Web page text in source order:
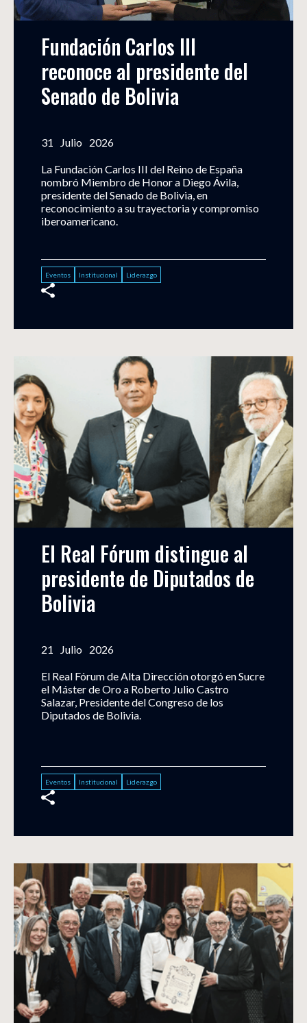
Fundación Carlos III
reconoce al presidente del
Senado de Bolivia
31 Julio 2026
La Fundación Carlos III del Reino de España
nombró Miembro de Honor a Diego Ávila,
presidente del Senado de Bolivia, en
reconocimiento a su trayectoria y compromiso
iberoamericano.
Eventos Institucional Liderazgo
El Real Fórum distingue al
presidente de Diputados de
Bolivia
21 Julio 2026
El Real Fórum de Alta Dirección otorgó en Sucre
el Máster de Oro a Roberto Julio Castro
Salazar, Presidente del Congreso de los
Diputados de Bolivia.
Eventos Institucional Liderazgo